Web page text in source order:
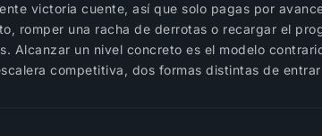
victoria cuente, así que solo pagas por
romper una racha de derrotas o recargar el
Alcanzar un nivel concreto es el modelo
competitiva, dos formas distintas de